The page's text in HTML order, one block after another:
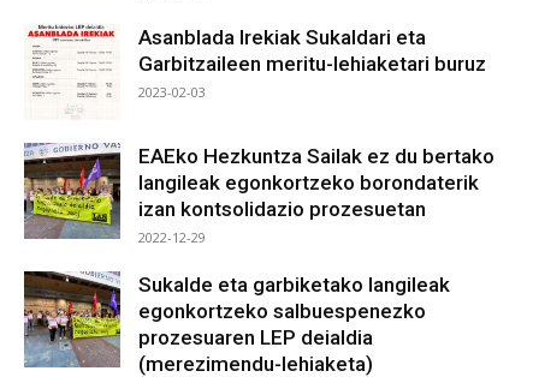
Asanblada Irekiak Sukaldari eta
Garbitzaileen meritu-lehiaketari buruz
2023-02-03
EAEko Hezkuntza Sailak ez du bertako
langileak egonkortzeko borondaterik
izan kontsolidazio prozesuetan
2022-12-29
Sukalde eta garbiketako langileak
egonkortzeko salbuespenezko
prozesuaren LEP deialdia
(merezimendu-lehiaketa)